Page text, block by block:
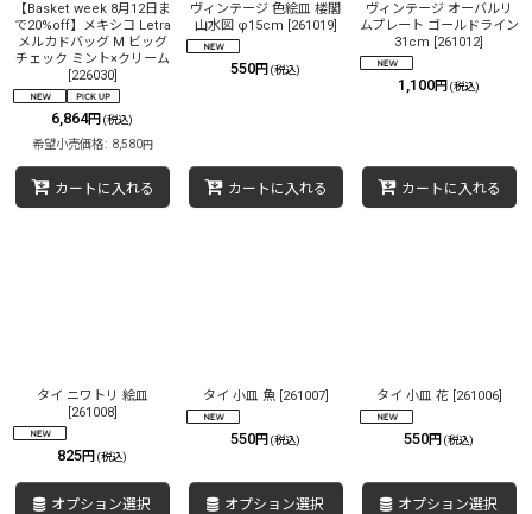
【Basket week 8月12日ま
で20%off】メキシコ Letra
メルカドバッグ M ビッグ
チェック ミント×クリーム
[226030]
6,864円 (税込)
希望小売価格: 8,580円
カートに入れる
ヴィンテージ 色絵皿 楼閣
山水図 φ15cm [261019]
550円 (税込)
カートに入れる
ヴィンテージ オーバルリ
ムプレート ゴールドライン
31cm [261012]
1,100円 (税込)
カートに入れる
タイ ニワトリ 絵皿
[261008]
825円 (税込)
オプション選択
タイ 小皿 魚 [261007]
550円 (税込)
オプション選択
タイ 小皿 花 [261006]
550円 (税込)
オプション選択